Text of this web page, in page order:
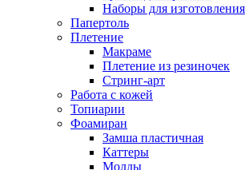
Наборы для
Папертоль
Плетение
Макраме
Плетение из резиночек
Стринг-арт
Работа с кожей
Топиарии
Фоамиран
Замша пластичная
Каттеры
Молды